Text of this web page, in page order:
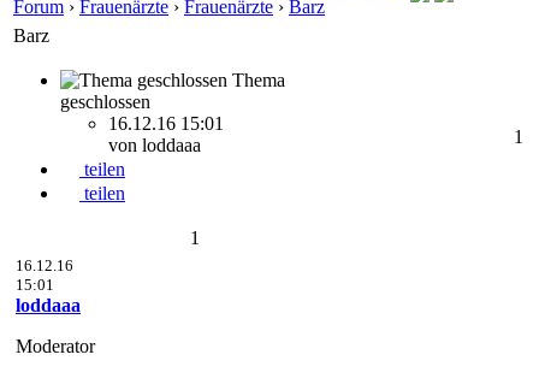
Forum › Frauenärzte › Frauenärzte › Barz
Barz
Thema
geschlossen
16.12.16 15:01
von loddaaa
teilen
teilen
1
1
16.12.16
15:01
loddaaa
Moderator